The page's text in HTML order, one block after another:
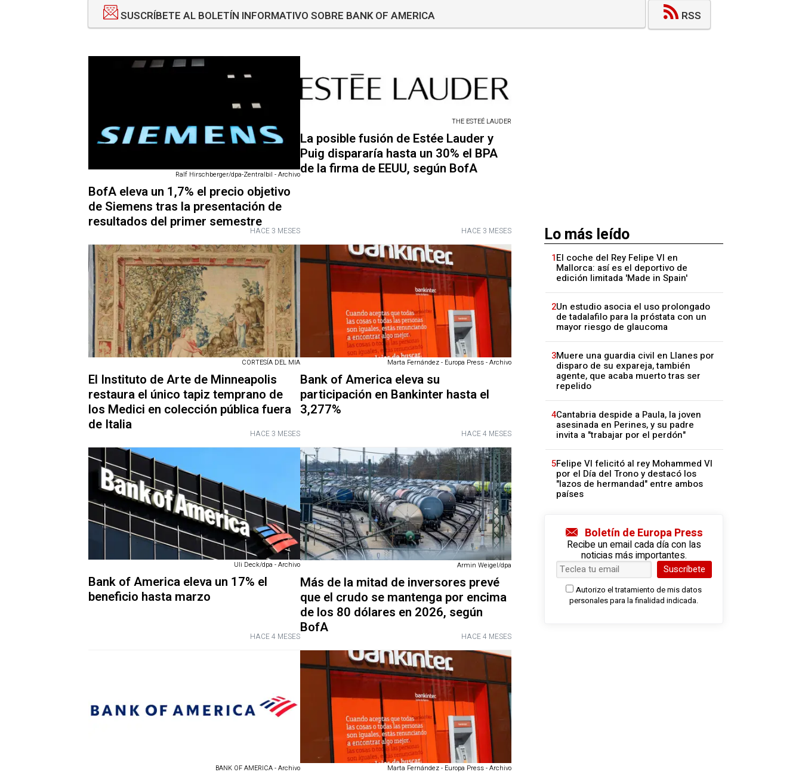
SUSCRÍBETE AL BOLETÍN INFORMATIVO SOBRE BANK OF AMERICA RSS
Ralf Hirschberger/dpa-Zentralbil - Archivo
BofA eleva un 1,7% el precio objetivo
de Siemens tras la presentación de
resultados del primer semestreHACE 3 MESES
THE ESTEÉ LAUDER
La posible fusión de Estée Lauder y
Puig dispararía hasta un 30% el BPA
de la firma de EEUU, según BofA
HACE 3 MESES
CORTESÍA DEL MIA
El Instituto de Arte de Minneapolis
restaura el único tapiz temprano de
los Medici en colección pública fuera
de Italia
HACE 3 MESES
Marta Fernández - Europa Press - Archivo
Bank of America eleva su
participación en Bankinter hasta el
3,277%
HACE 4 MESES
Uli Deck/dpa - Archivo
Bank of America eleva un 17% el
beneficio hasta marzo
HACE 4 MESES
Armin Weigel/dpa
Más de la mitad de inversores prevé
que el crudo se mantenga por encima
de los 80 dólares en 2026, según
BofA
HACE 4 MESES
BANK OF AMERICA - Archivo Marta Fernández - Europa Press - Archivo
Lo más leído
1El coche del Rey Felipe VI en
Mallorca: así es el deportivo de
edición limitada 'Made in Spain'
2Un estudio asocia el uso prolongado
de tadalafilo para la próstata con un
mayor riesgo de glaucoma
3Muere una guardia civil en Llanes por
disparo de su expareja, también
agente, que acaba muerto tras ser
repelido
4Cantabria despide a Paula, la joven
asesinada en Perines, y su padre
invita a "trabajar por el perdón"
5Felipe VI felicitó al rey Mohammed VI
por el Día del Trono y destacó los
"lazos de hermandad" entre ambos
países
Boletín de Europa Press
Recibe un email cada día con las
noticias más importantes.
Suscríbete
Autorizo el tratamiento de mis datos
personales para la finalidad indicada.